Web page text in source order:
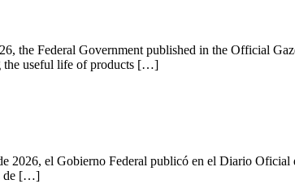
the Federal Government published in the Official
the useful life of products […]
2026, el Gobierno Federal publicó en el Diario Oficial
de […]